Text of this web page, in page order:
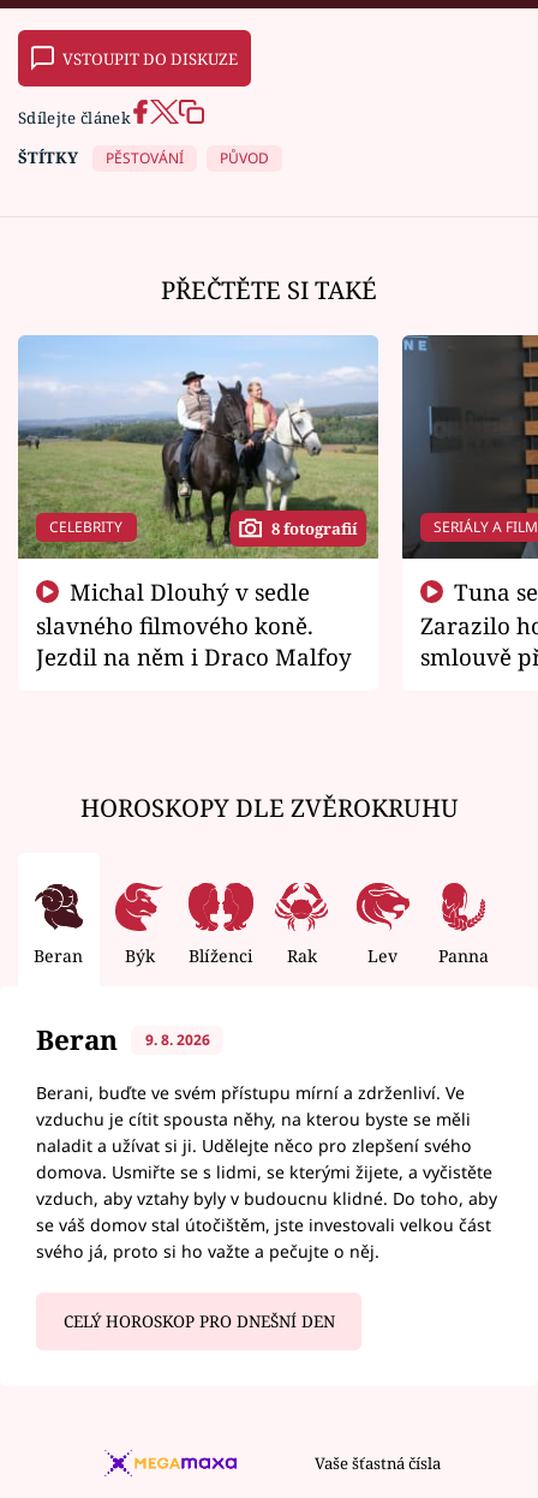
VSTOUPIT DO DISKUZE
Sdílejte článek
ŠTÍTKY
PĚSTOVÁNÍ PŮVOD
PŘEČTĚTE SI TAKÉ
CELEBRITY 8 fotografií
slavného filmového koně.
Jezdil na něm i Draco Malfoy
SERIÁLY A
Zarazilo
smlouvě
HOROSKOPY DLE ZVĚROKRUHU
Beran Býk Blíženci Rak Lev Panna
Beran 9. 8. 2026
Berani, buďte ve svém přístupu mírní a zdrženliví. Ve
vzduchu je cítit spousta něhy, na kterou byste se měli
naladit a užívat si ji. Udělejte něco pro zlepšení svého
domova. Usmiřte se s lidmi, se kterými žijete, a vyčistěte
vzduch, aby vztahy byly v budoucnu klidné. Do toho, aby
se váš domov stal útočištěm, jste investovali velkou část
svého já, proto si ho važte a pečujte o něj.
CELÝ HOROSKOP PRO DNEŠNÍ DEN
Vaše šťastná čísla